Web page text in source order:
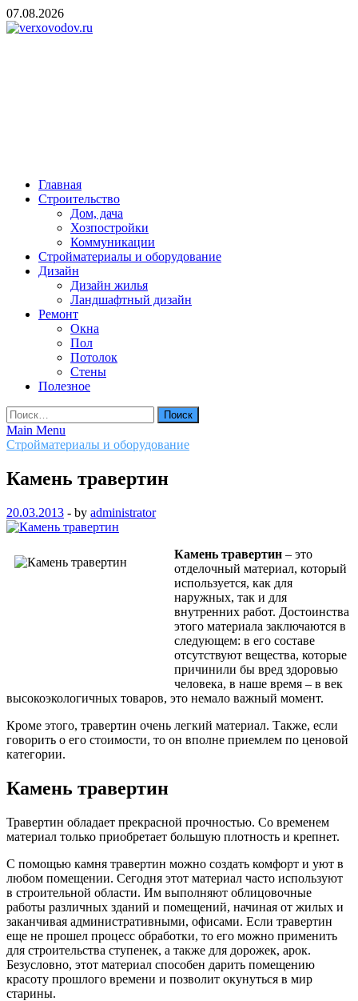
Skip
to
07.08.2026
Главная
Строительство
Дом, дача
Хозпостройки
Коммуникации
Стройматериалы и оборудование
Дизайн
Дизайн жилья
Ландшафтный дизайн
Ремонт
Окна
Пол
Потолок
Стены
Полезное
Найти:
Main Menu
Стройматериалы и оборудование
Камень травертин
20.03.2013 - by administrator
Камень травертин – это
отделочный материал, который
используется, как для
наружных, так и для
внутренних работ. Достоинства
этого материала заключаются в
следующем: в его составе
отсутствуют вещества, которые
причинили бы вред здоровью
человека, в наше время – в век
высокоэкологичных товаров, это немало важный момент.
Кроме этого, травертин очень легкий материал. Также, если
говорить о его стоимости, то он вполне приемлем по ценовой
категории.
Камень травертин
Травертин обладает прекрасной прочностью. Со временем
материал только приобретает большую плотность и крепнет.
С помощью камня травертин можно создать комфорт и уют в
любом помещении. Сегодня этот материал часто используют
в строительной области. Им выполняют облицовочные
работы различных зданий и помещений, начиная от жилых и
заканчивая административными, офисами. Если травертин
еще не прошел процесс обработки, то его можно применить
для строительства ступенек, а также для дорожек, арок.
Безусловно, этот материал способен дарить помещению
красоту прошлого времени и позволит окунуться в мир
старины.